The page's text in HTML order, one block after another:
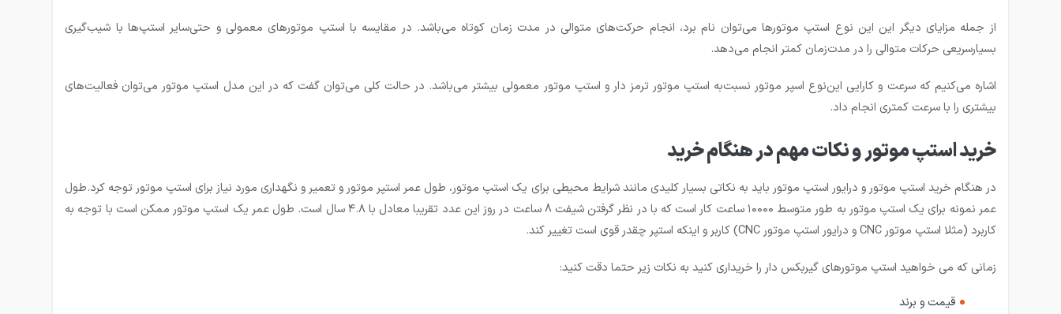
از جمله مزایای دیگر این این نوع استپ موتورها می‌توان نام برد، انجام حرکت‌های متوالی در مدت زمان کوتاه می‌باشد. در مقایسه با استپ موتور‌های معمولی و حتی‌سایر استپ‌ها با شیب‌گیری
بسیارسریعی حرکات متوالی را در مدت‌زمان کمتر انجام می‌دهد.
اشاره می‌کنیم که سرعت و کارایی این‌نوع اسپر ‌موتور نسبت‌به استپ موتور ترمز دار و استپ ‌موتور معمولی بیشتر می‌باشد. در حالت کلی می‌توان گفت که در این مدل استپ موتور می‌توان فعالیت‌های
بیشتری را با سرعت کمتری انجام داد.
خرید استپ موتور و نکات مهم در هنگام خرید
در هنگام خرید استپ موتور و درایور استپ موتور باید به نکاتی بسیار کلیدی مانند شرایط محیطی برای یک استپ موتور، طول عمر استپر موتور و تعمیر و نگهداری مورد نیاز برای استپ موتور توجه کرد.طول
عمر نمونه برای یک استپ موتور به طور متوسط ۱۰۰۰۰ ساعت کار است که با در نظر گرفتن شیفت 8 ساعت در روز این عدد تقریبا معادل با ۴.۸ سال است. طول عمر یک استپ موتور ممکن است با توجه به
کاربرد (مثلا استپ موتور CNC و درایور استپ موتور CNC) کاربر و اینکه استپر چقدر قوی است تغییر کند.
زمانی که می خواهید استپ موتورهای گیربکس دار را خریداری کنید به نکات زیر حتما دقت کنید:
قیمت و برند